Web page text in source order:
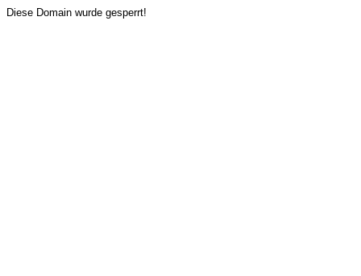
Diese Domain wurde gesperrt!